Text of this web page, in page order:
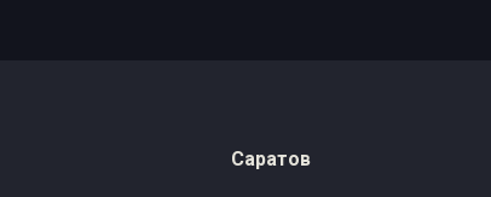
аппараты
Проектирование камер радиационной защиты
Саратов